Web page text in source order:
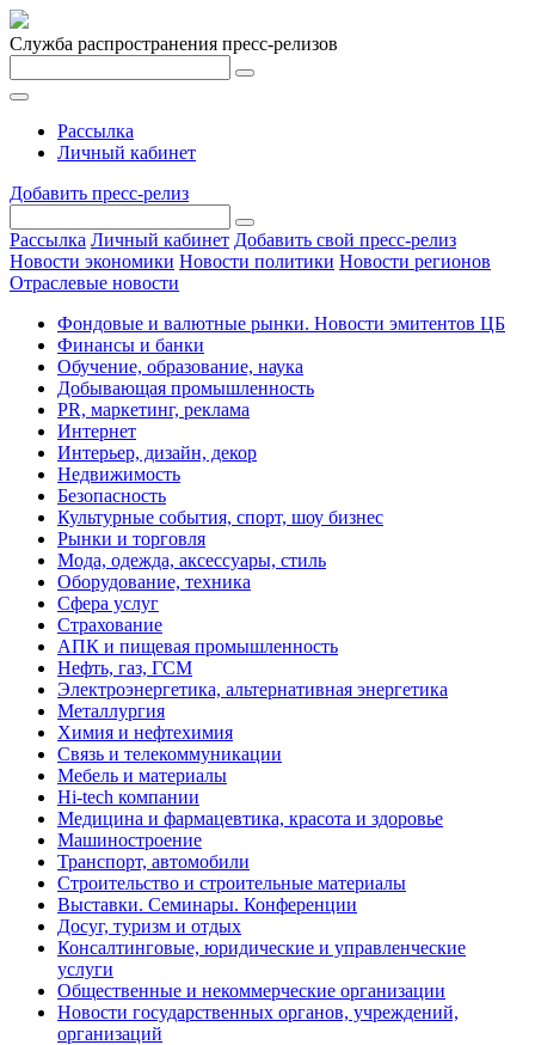
Служба распространения пресс-релизов
Рассылка
Личный кабинет
Добавить пресс-релиз
Рассылка Личный кабинет Добавить свой пресс-релиз
Новости экономики Новости политики Новости регионов
Отраслевые новости
Фондовые и валютные рынки. Новости эмитентов ЦБ
Финансы и банки
Обучение, образование, наука
Добывающая промышленность
PR, маркетинг, реклама
Интернет
Интерьер, дизайн, декор
Недвижимость
Безопасность
Культурные события, спорт, шоу бизнес
Рынки и торговля
Мода, одежда, аксессуары, стиль
Оборудование, техника
Сфера услуг
Страхование
АПК и пищевая промышленность
Нефть, газ, ГСМ
Электроэнергетика, альтернативная энергетика
Металлургия
Химия и нефтехимия
Связь и телекоммуникации
Мебель и материалы
Hi-tech компании
Медицина и фармацевтика, красота и здоровье
Машиностроение
Транспорт, автомобили
Строительство и строительные материалы
Выставки. Семинары. Конференции
Досуг, туризм и отдых
Консалтинговые, юридические и управленческие
услуги
Общественные и некоммерческие организации
Новости государственных органов, учреждений,
организаций